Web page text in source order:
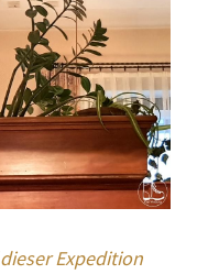
Expedition